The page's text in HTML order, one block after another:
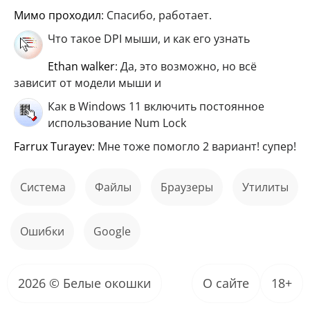
мимо проходил: Спасибо, работает.
Что такое DPI мыши, и как его узнать
ethan walker: Да, это возможно, но всё
зависит от модели мыши и
Как в Windows 11 включить постоянное
использование Num Lock
Farrux Turayev: Мне тоже помогло 2 вариант! супер!
Система файлы Браузеры Утилиты
ошибки Google
2026 © Белые окошки О сайте 18+